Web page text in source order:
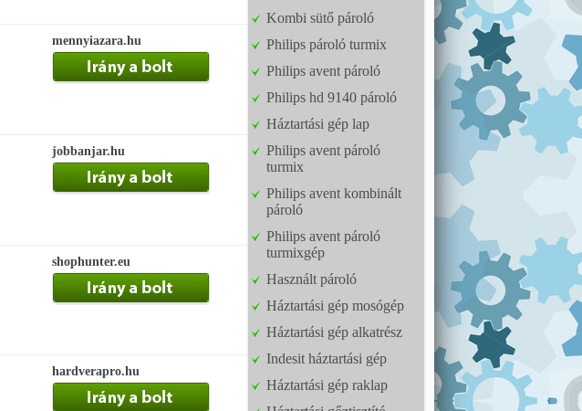
mennyiazara.hu
jobbanjar.hu
shophunter.eu
hardverapro.hu
Kombi sütő pároló
Philips pároló turmix
Philips avent pároló
Philips hd 9140 pároló
Háztartási gép lap
Philips avent pároló
turmix
Philips avent kombinált
pároló
Philips avent pároló
turmixgép
Használt pároló
Háztartási gép mosógép
Háztartási gép alkatrész
Indesit háztartási gép
Háztartási gép raklap